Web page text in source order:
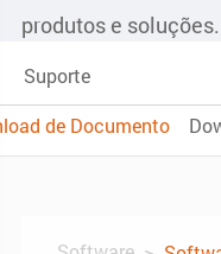
produtos e soluções.
Suporte
de Documento